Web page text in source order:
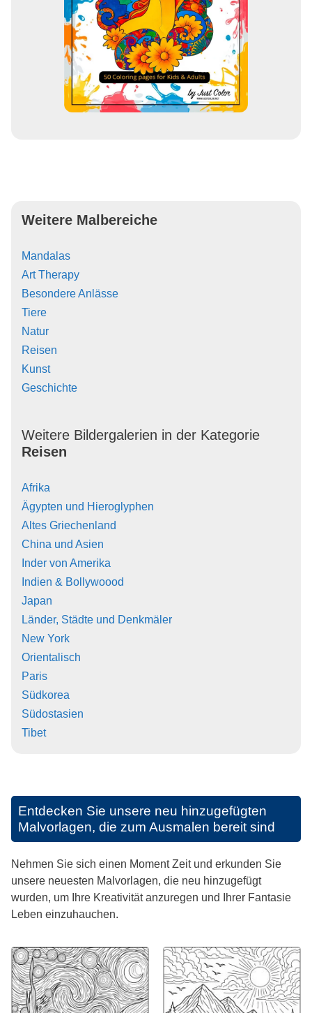
Weitere Malbereiche
Mandalas
Art Therapy
Besondere Anlässe
Tiere
Natur
Reisen
Kunst
Geschichte
Weitere Bildergalerien in der Kategorie
Reisen
Afrika
Ägypten und Hieroglyphen
Altes Griechenland
China und Asien
Inder von Amerika
Indien & Bollywoood
Japan
Länder, Städte und Denkmäler
New York
Orientalisch
Paris
Südkorea
Südostasien
Tibet
Entdecken Sie unsere neu hinzugefügten
Malvorlagen, die zum Ausmalen bereit sind
Nehmen Sie sich einen Moment Zeit und erkunden Sie
unsere neuesten Malvorlagen, die neu hinzugefügt
wurden, um Ihre Kreativität anzuregen und Ihrer Fantasie
Leben einzuhauchen.